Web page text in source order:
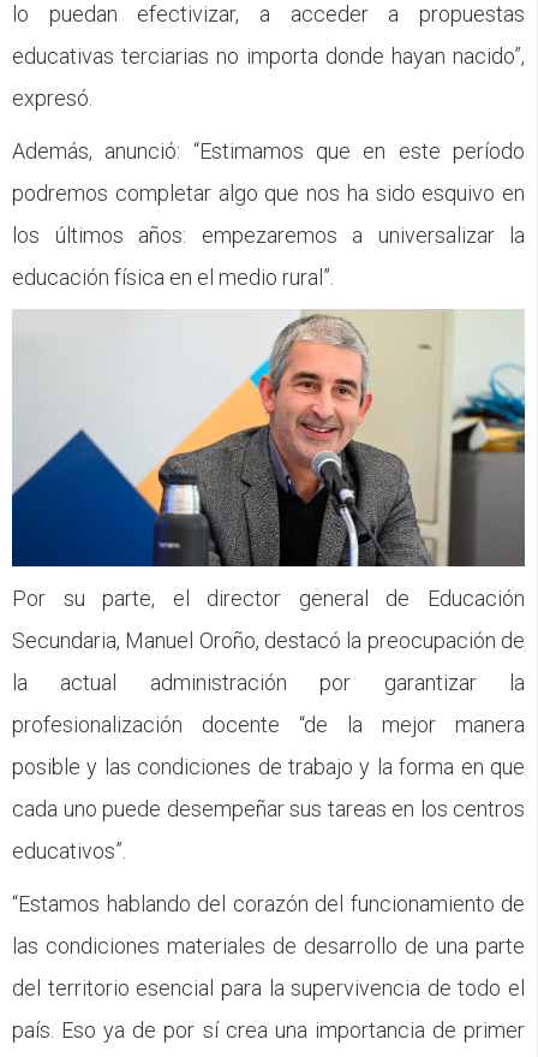
lo puedan efectivizar, a acceder a propuestas
educativas terciarias no importa donde hayan nacido”,
expresó.
Además, anunció: “Estimamos que en este período
podremos completar algo que nos ha sido esquivo en
los últimos años: empezaremos a universalizar la
educación física en el medio rural”.
Por su parte, el director general de Educación
Secundaria, Manuel Oroño, destacó la preocupación de
la actual administración por garantizar la
profesionalización docente “de la mejor manera
posible y las condiciones de trabajo y la forma en que
cada uno puede desempeñar sus tareas en los centros
educativos”.
“Estamos hablando del corazón del funcionamiento de
las condiciones materiales de desarrollo de una parte
del territorio esencial para la supervivencia de todo el
país. Eso ya de por sí crea una importancia de primer